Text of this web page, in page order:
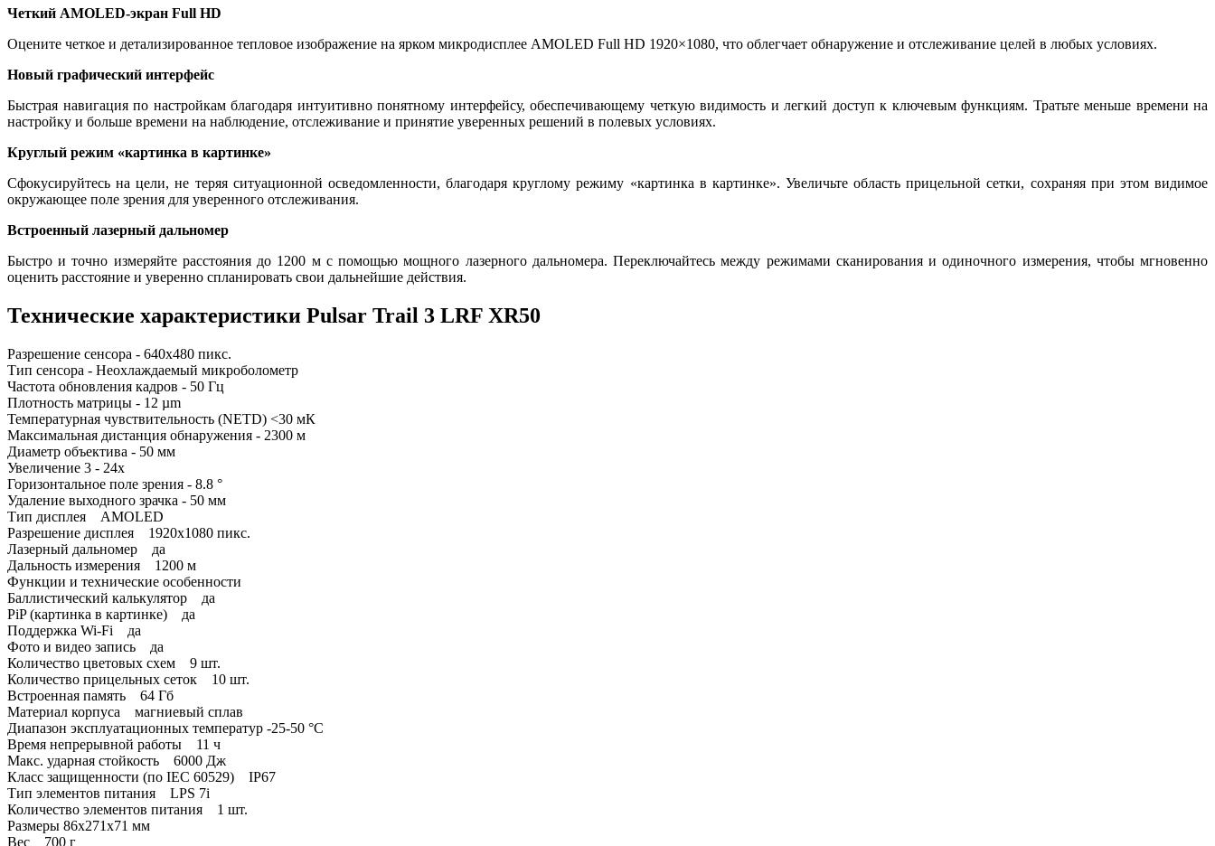
Четкий AMOLED-экран Full HD
Оцените четкое и детализированное тепловое изображение на ярком микродисплее AMOLED Full HD 1920×1080, что облегчает обнаружение и отслеживание целей в любых условиях.
Новый графический интерфейс
Быстрая навигация по настройкам благодаря интуитивно понятному интерфейсу, обеспечивающему четкую видимость и легкий доступ к ключевым функциям. Тратьте меньше времени на
настройку и больше времени на наблюдение, отслеживание и принятие уверенных решений в полевых условиях.
Круглый режим «картинка в картинке»
Сфокусируйтесь на цели, не теряя ситуационной осведомленности, благодаря круглому режиму «картинка в картинке». Увеличьте область прицельной сетки, сохраняя при этом видимое
окружающее поле зрения для уверенного отслеживания.
Встроенный лазерный дальномер
Быстро и точно измеряйте расстояния до 1200 м с помощью мощного лазерного дальномера. Переключайтесь между режимами сканирования и одиночного измерения, чтобы мгновенно
оценить расстояние и уверенно спланировать свои дальнейшие действия.
Технические характеристики Pulsar Trail 3 LRF XR50
Разрешение сенсора - 640x480 пикс.
Тип сенсора - Неохлаждаемый микроболометр
Частота обновления кадров - 50 Гц
Плотность матрицы - 12 µm
Температурная чувствительность (NETD) <30 мК
Максимальная дистанция обнаружения - 2300 м
Диаметр объектива - 50 мм
Увеличение 3 - 24x
Горизонтальное поле зрения - 8.8 °
Удаление выходного зрачка - 50 мм
Тип дисплея AMOLED
Разрешение дисплея 1920x1080 пикс.
Лазерный дальномер да
Дальность измерения 1200 м
Функции и технические особенности
Баллистический калькулятор да
PiP (картинка в картинке) да
Поддержка Wi-Fi да
Фото и видео запись да
Количество цветовых схем 9 шт.
Количество прицельных сеток 10 шт.
Встроенная память 64 Гб
Материал корпуса магниевый сплав
Диапазон эксплуатационных температур -25-50 °С
Время непрерывной работы 11 ч
Макс. ударная стойкость 6000 Дж
Класс защищенности (по IEC 60529) IP67
Тип элементов питания LPS 7i
Количество элементов питания 1 шт.
Размеры 86x271x71 мм
Вес 700 г